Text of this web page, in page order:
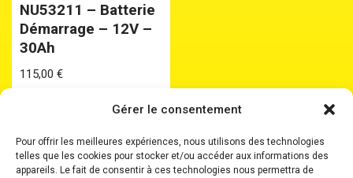
Gérer le consentement
Pour offrir les meilleures expériences, nous utilisons des technologies
telles que les cookies pour stocker et/ou accéder aux informations des
appareils. Le fait de consentir à ces technologies nous permettra de
NU53211 – Batterie
Démarrage – 12V –
30Ah
115,00 €